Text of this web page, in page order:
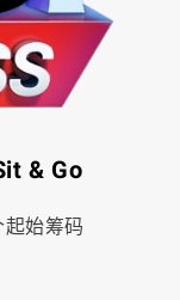
& Go
起始筹码